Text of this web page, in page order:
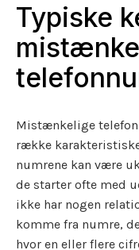
Typiske
Mistænkelige
række
numrene kan være
de starter ofte med
ikke har nogen
komme fra numre,
hvor en eller flere